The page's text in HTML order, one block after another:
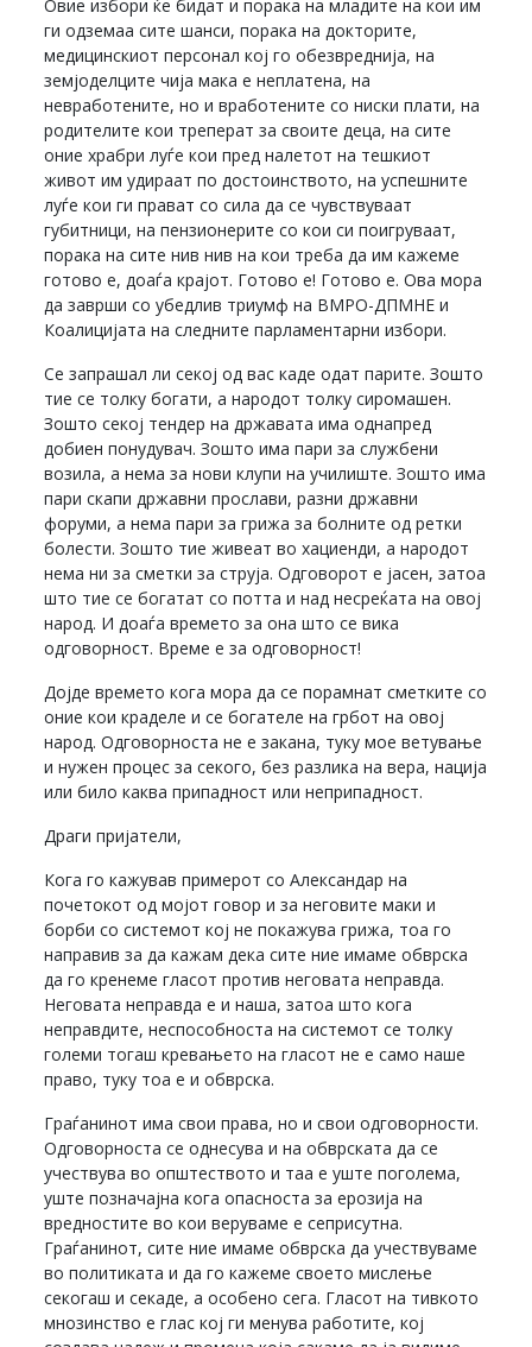
Овие избори ќе бидат и порака на младите на кои им
ги одземаа сите шанси, порака на докторите,
медицинскиот персонал кој го обезвреднија, на
земјоделците чија мака е неплатена, на
невработените, но и вработените со ниски плати, на
родителите кои треперат за своите деца, на сите
оние храбри луѓе кои пред налетот на тешкиот
живот им удираат по достоинството, на успешните
луѓе кои ги прават со сила да се чувствуваат
губитници, на пензионерите со кои си поигруваат,
порака на сите нив нив на кои треба да им кажеме
готово е, доаѓа крајот. Готово е! Готово е. Ова мора
да заврши со убедлив триумф на ВМРО-ДПМНЕ и
Коалицијата на следните парламентарни избори.
Се запрашал ли секој од вас каде одат парите. Зошто
тие се толку богати, а народот толку сиромашен.
Зошто секој тендер на државата има однапред
добиен понудувач. Зошто има пари за службени
возила, а нема за нови клупи на училиште. Зошто има
пари скапи државни прослави, разни државни
форуми, а нема пари за грижа за болните од ретки
болести. Зошто тие живеат во хациенди, а народот
нема ни за сметки за струја. Одговорот е јасен, затоа
што тие се богатат со потта и над несреќата на овој
народ. И доаѓа времето за она што се вика
одговорност. Време е за одговорност!
Дојде времето кога мора да се порамнат сметките со
оние кои краделе и се богателе на грбот на овој
народ. Одговорноста не е закана, туку мое ветување
и нужен процес за секого, без разлика на вера, нација
или било каква припадност или неприпадност.
Драги пријатели,
Кога го кажував примерот со Александар на
почетокот од мојот говор и за неговите маки и
борби со системот кој не покажува грижа, тоа го
направив за да кажам дека сите ние имаме обврска
да го кренеме гласот против неговата неправда.
Неговата неправда е и наша, затоа што кога
неправдите, неспособноста на системот се толку
големи тогаш кревањето на гласот не е само наше
право, туку тоа е и обврска.
Граѓанинот има свои права, но и свои одговорности.
Одговорноста се однесува и на обврската да се
учествува во општеството и таа е уште поголема,
уште позначајна кога опасноста за ерозија на
вредностите во кои веруваме е сеприсутна.
Граѓанинот, сите ние имаме обврска да учествуваме
во политиката и да го кажеме своето мислење
секогаш и секаде, а особено сега. Гласот на тивкото
мнозинство е глас кој ги менува работите, кој